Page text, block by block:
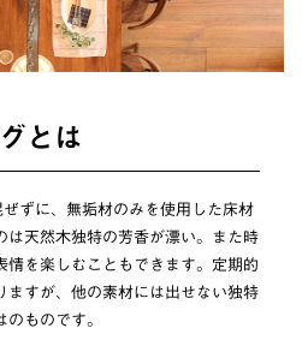
とは
ずに、無垢材のみを使用した床材
は天然木独特の芳香が漂い。また時
情を楽しむこともできます。定期的
ますが、他の素材には出せない独特
ものです。